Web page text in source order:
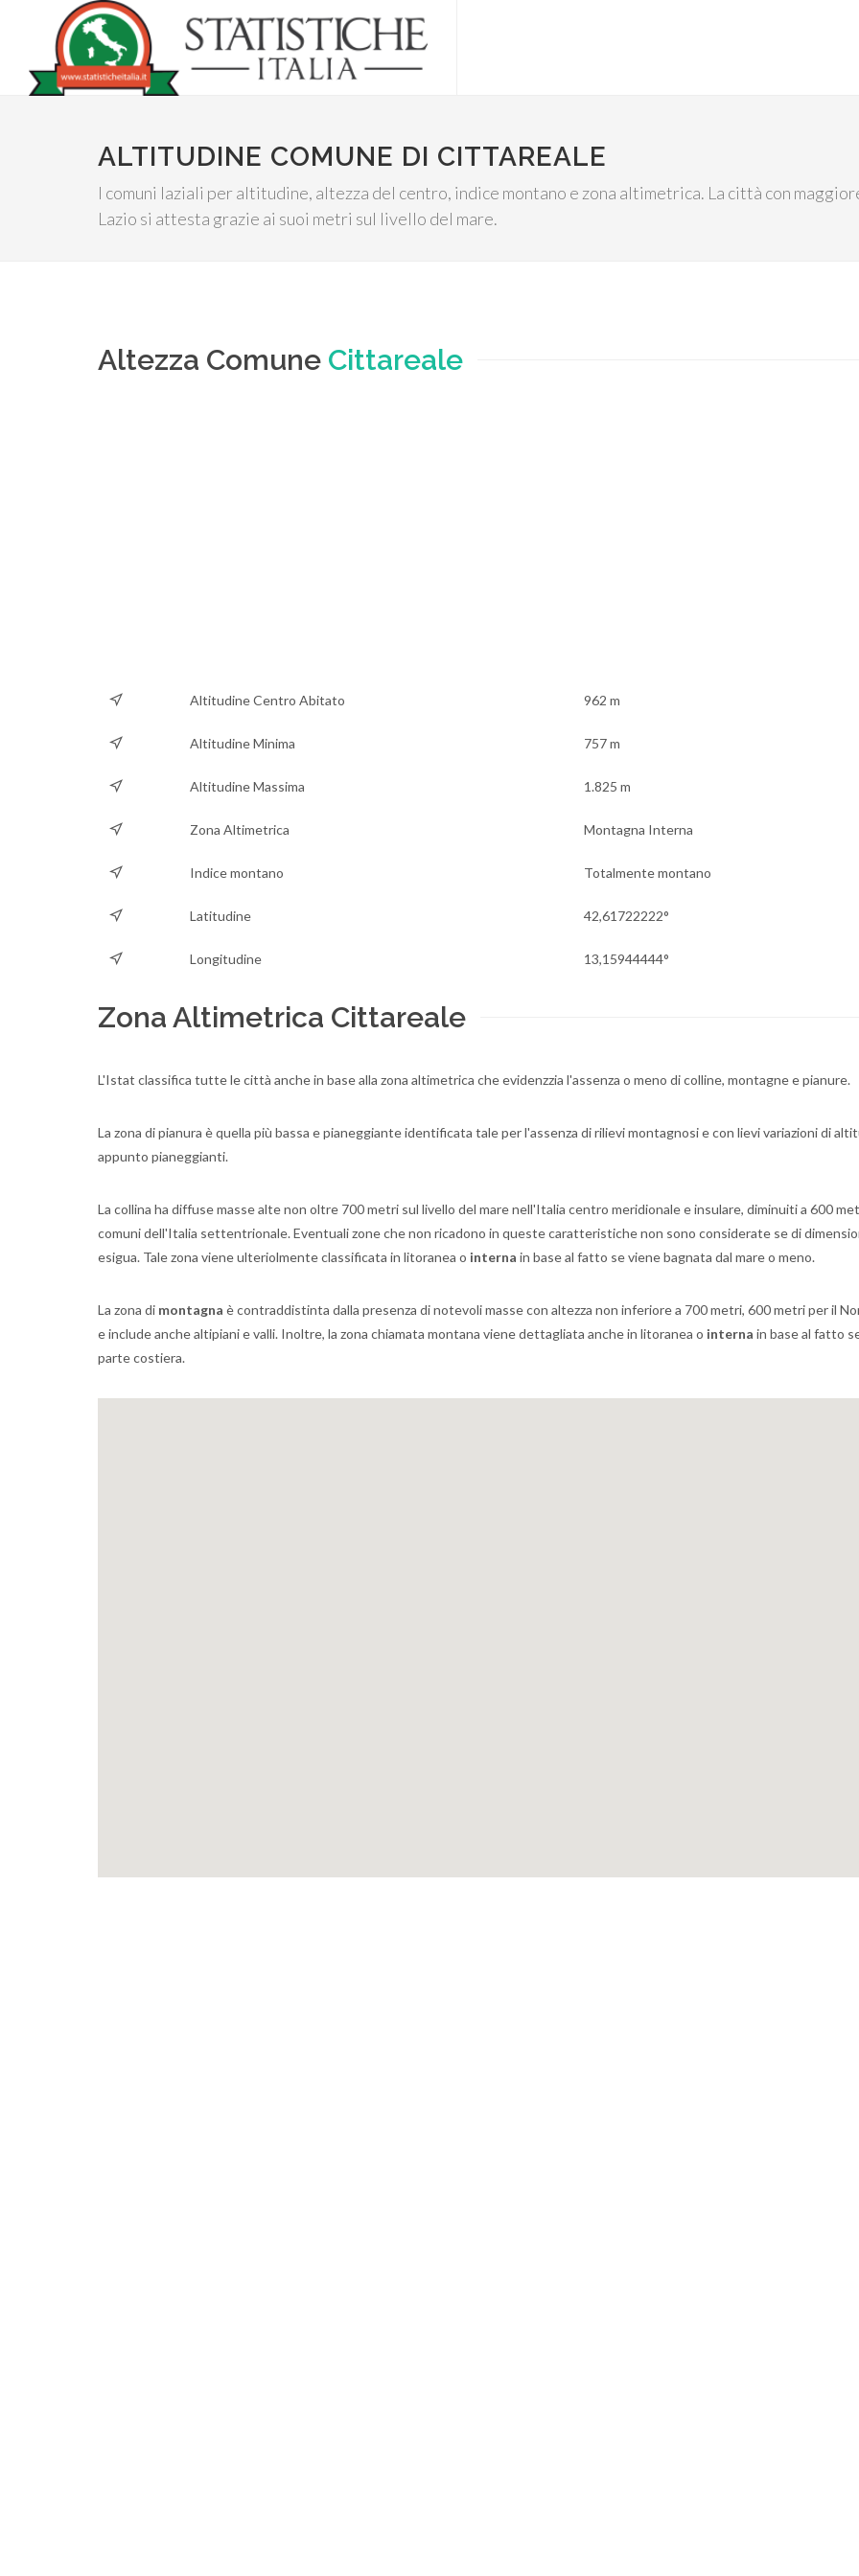
ALTITUDINE COMUNE DI CITTAREALE
I comuni laziali per altitudine, altezza del centro, indice montano e zona altimetrica. La città con
Lazio si attesta grazie ai suoi metri sul livello del mare.
Altezza Comune Cittareale
Altitudine Centro Abitato 962 m
Altitudine Minima 757 m
Altitudine Massima 1.825 m
Zona Altimetrica Montagna Interna
Indice montano Totalmente montano
Latitudine 42,61722222°
Longitudine 13,15944444°
Zona Altimetrica Cittareale
L'Istat classifica tutte le città anche in base alla zona altimetrica che evidenzzia l'assenza o meno di colline, montagne e pianure.
La zona di pianura è quella più bassa e pianeggiante identificata tale per l'assenza di rilievi montagnosi e con lievi variazioni di
appunto pianeggianti.
La collina ha diffuse masse alte non oltre 700 metri sul livello del mare nell'Italia centro meridionale e insulare, diminuiti a 600
comuni dell'Italia settentrionale. Eventuali zone che non ricadono in queste caratteristiche non sono considerate se di
esigua. Tale zona viene ulteriolmente classificata in litoranea o interna in base al fatto se viene bagnata dal mare o meno.
La zona di montagna è contraddistinta dalla presenza di notevoli masse con altezza non inferiore a 700 metri, 600 metri per il
e include anche altipiani e valli. Inoltre, la zona chiamata montana viene dettagliata anche in litoranea o interna in base al fatto
parte costiera.